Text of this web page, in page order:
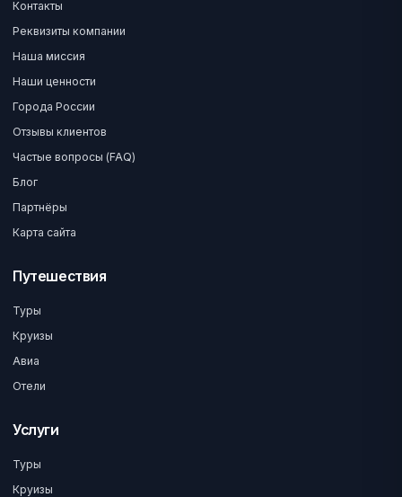
Контакты
Реквизиты компании
Наша миссия
Наши ценности
Города России
Отзывы клиентов
Частые вопросы (FAQ)
Блог
Партнёры
Карта сайта
Путешествия
Туры
Круизы
Авиа
Отели
Услуги
Туры
Круизы